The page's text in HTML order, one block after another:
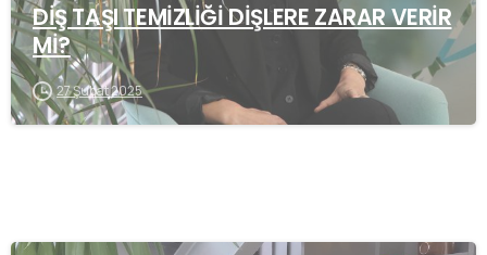
DİŞ TAŞI TEMİZLİĞİ DİŞLERE ZARAR VERİR
Mİ?
27 Şubat 2025